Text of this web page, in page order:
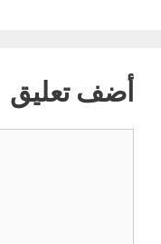
أضف تعليق